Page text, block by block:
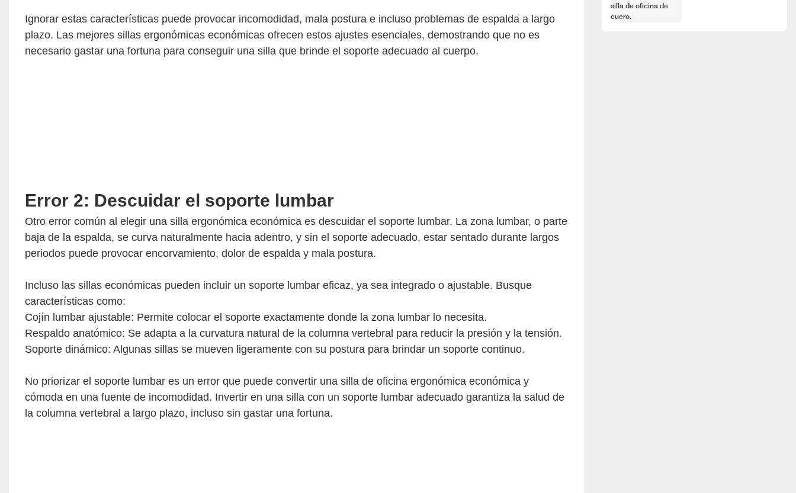
Ignorar estas características puede provocar incomodidad, mala postura e incluso problemas de espalda a largo
plazo. Las mejores sillas ergonómicas económicas ofrecen estos ajustes esenciales, demostrando que no es
necesario gastar una fortuna para conseguir una silla que brinde el soporte adecuado al cuerpo.
Error 2: Descuidar el soporte lumbar
Otro error común al elegir una silla ergonómica económica es descuidar el soporte lumbar. La zona lumbar, o parte
baja de la espalda, se curva naturalmente hacia adentro, y sin el soporte adecuado, estar sentado durante largos
periodos puede provocar encorvamiento, dolor de espalda y mala postura.
Incluso las sillas económicas pueden incluir un soporte lumbar eficaz, ya sea integrado o ajustable. Busque
características como:
Cojín lumbar ajustable: Permite colocar el soporte exactamente donde la zona lumbar lo necesita.
Respaldo anatómico: Se adapta a la curvatura natural de la columna vertebral para reducir la presión y la tensión.
Soporte dinámico: Algunas sillas se mueven ligeramente con su postura para brindar un soporte continuo.
No priorizar el soporte lumbar es un error que puede convertir una silla de oficina ergonómica económica y
cómoda en una fuente de incomodidad. Invertir en una silla con un soporte lumbar adecuado garantiza la salud de
la columna vertebral a largo plazo, incluso sin gastar una fortuna.